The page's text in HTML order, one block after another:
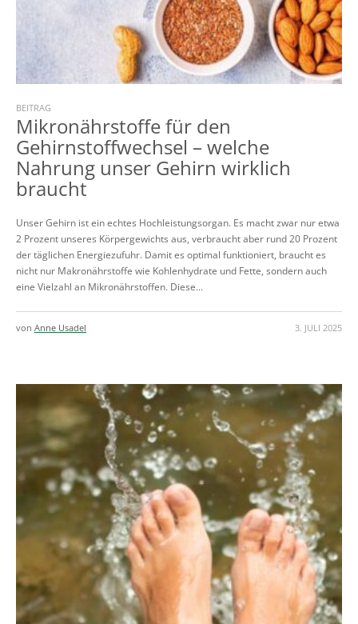
BEITRAG
Mikronährstoffe für den
Gehirnstoffwechsel – welche
Nahrung unser Gehirn wirklich
braucht
Unser Gehirn ist ein echtes Hochleistungsorgan. Es macht zwar nur etwa
2 Prozent unseres Körpergewichts aus, verbraucht aber rund 20 Prozent
der täglichen Energiezufuhr. Damit es optimal funktioniert, braucht es
nicht nur Makronährstoffe wie Kohlenhydrate und Fette, sondern auch
eine Vielzahl an Mikronährstoffen. Diese...
3. JULI 2025
von Anne Usadel